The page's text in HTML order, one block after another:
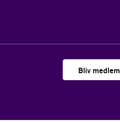
Bliv medlem